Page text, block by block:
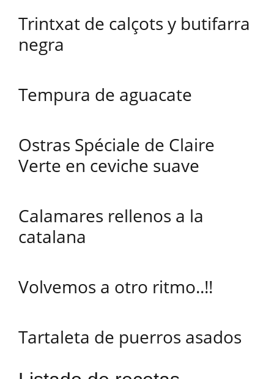
Trintxat de calçots y butifarra
negra
Tempura de aguacate
Ostras Spéciale de Claire
Verte en ceviche suave
Calamares rellenos a la
catalana
Volvemos a otro ritmo..!!
Tartaleta de puerros asados